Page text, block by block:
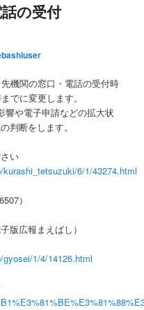
話の受付
機関の窓口・電話の受付時
でに変更します。
響や電子申請などの拡大状
判断をします。
い
6/1/43274.html
）
版広報まえばし）
1/4/14126.html